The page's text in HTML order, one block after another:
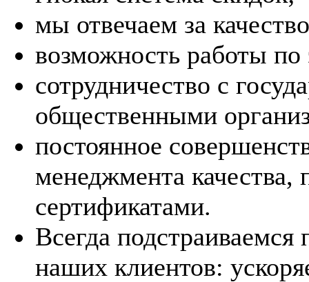
мы отвечаем за
возможность работы по
сотрудничество с
общественными
постоянное
менеджмента качества,
сертификатами.
Всегда
наших клиентов: